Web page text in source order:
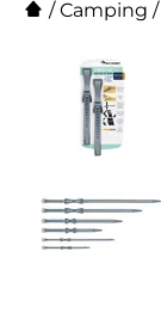
/Camping /